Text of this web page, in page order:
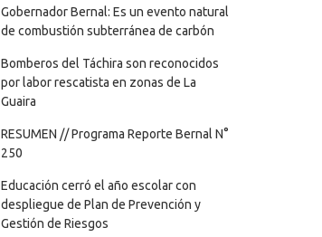
Gobernador Bernal: Es un evento natural
de combustión subterránea de carbón
Bomberos del Táchira son reconocidos
por labor rescatista en zonas de La
Guaira
RESUMEN // Programa Reporte Bernal N°
250
Educación cerró el año escolar con
despliegue de Plan de Prevención y
Gestión de Riesgos